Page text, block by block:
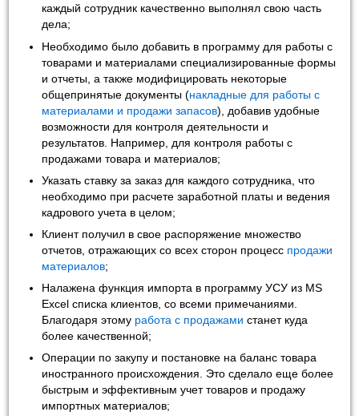
каждый сотрудник качественно выполнял свою часть
дела;
Необходимо было добавить в программу для работы с
товарами и материалами специализированные формы
и отчеты, а также модифицировать некоторые
общепринятые документы (накладные для работы с
материалами и продажи запасов), добавив удобные
возможности для контроля деятельности и
результатов. Например, для контроля работы с
продажами товара и материалов;
Указать ставку за заказ для каждого сотрудника, что
необходимо при расчете заработной платы и ведения
кадрового учета в целом;
Клиент получил в свое распоряжение множество
отчетов, отражающих со всех сторон процесс продажи
материалов;
Налажена функция импорта в программу УСУ из MS
Excel списка клиентов, со всеми примечаниями.
Благодаря этому работа с продажами станет куда
более качественной;
Операции по закупу и постановке на баланс товара
иностранного происхождения. Это сделало еще более
быстрым и эффективным учет товаров и продажу
импортных материалов;